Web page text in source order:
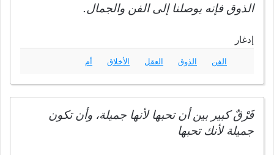
الذوق فإنه يوصلنا إلى الفن والجمال.
إدغار
الفن الذوق العقل الأخلاق أم
فَرْقٌ كبير بين أن تحبها لأنها جميلة، وأن تكون
جميلة لأنك تحبها